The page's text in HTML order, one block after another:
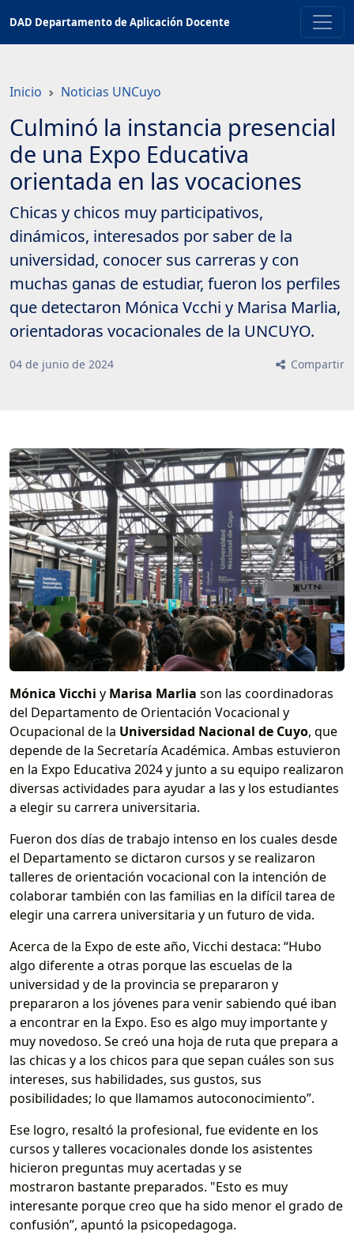
contenido
DAD Departamento de Aplicación Docente
Inicio Noticias UNCuyo
Culminó la instancia presencial
de una Expo Educativa
orientada en las vocaciones
Chicas y chicos muy participativos,
dinámicos, interesados por saber de la
universidad, conocer sus carreras y con
muchas ganas de estudiar, fueron los perfiles
que detectaron Mónica Vcchi y Marisa Marlia,
orientadoras vocacionales de la UNCUYO.
04 de junio de 2024 Compartir
Mónica Vicchi y Marisa Marlia son las coordinadoras
del Departamento de Orientación Vocacional y
Ocupacional de la Universidad Nacional de Cuyo, que
depende de la Secretaría Académica. Ambas estuvieron
en la Expo Educativa 2024 y junto a su equipo realizaron
diversas actividades para ayudar a las y los estudiantes
a elegir su carrera universitaria.
Fueron dos días de trabajo intenso en los cuales desde
el Departamento se dictaron cursos y se realizaron
talleres de orientación vocacional con la intención de
colaborar también con las familias en la difícil tarea de
elegir una carrera universitaria y un futuro de vida.
Acerca de la Expo de este año, Vicchi destaca: “Hubo
algo diferente a otras porque las escuelas de la
universidad y de la provincia se prepararon y
prepararon a los jóvenes para venir sabiendo qué iban
a encontrar en la Expo. Eso es algo muy importante y
muy novedoso. Se creó una hoja de ruta que prepara a
las chicas y a los chicos para que sepan cuáles son sus
intereses, sus habilidades, sus gustos, sus
posibilidades; lo que llamamos autoconocimiento”.
Ese logro, resaltó la profesional, fue evidente en los
cursos y talleres vocacionales donde los asistentes
hicieron preguntas muy acertadas y se
mostraron bastante preparados. "Esto es muy
interesante porque creo que ha sido menor el grado de
confusión”, apuntó la psicopedagoga.